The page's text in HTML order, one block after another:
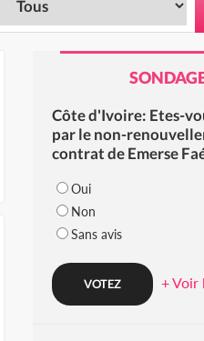
Côte d'Ivoire: Etes-
par le non-
contrat de Emerse
Oui
Non
Sans avis
+ Voir